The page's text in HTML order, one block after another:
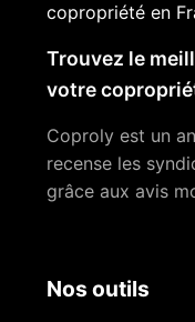
copropriété en
Trouvez le
votre
Coproly est un
recense les
grâce aux avis
Nos outils